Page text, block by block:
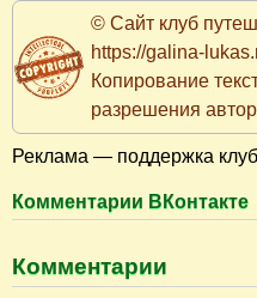
© Сайт клуб
https://galina-
Копирование
разрешения
Реклама — поддержка
Комментарии ВКонтакте
Комментарии